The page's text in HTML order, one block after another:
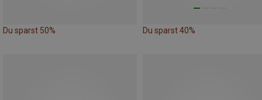
Du sparst 50% Du sparst 40%